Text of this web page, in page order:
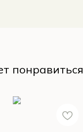
понравиться